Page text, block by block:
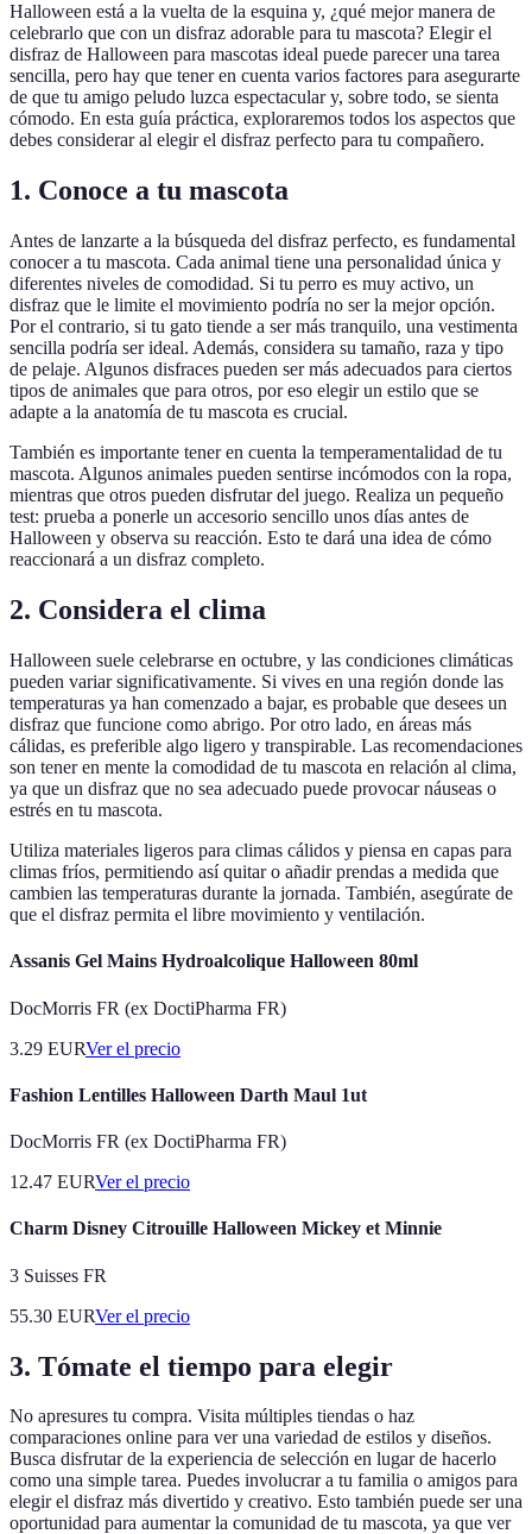
Halloween está a la vuelta de la esquina y, ¿qué mejor manera de
celebrarlo que con un disfraz adorable para tu mascota? Elegir el
disfraz de Halloween para mascotas ideal puede parecer una tarea
sencilla, pero hay que tener en cuenta varios factores para asegurarte
de que tu amigo peludo luzca espectacular y, sobre todo, se sienta
cómodo. En esta guía práctica, exploraremos todos los aspectos que
debes considerar al elegir el disfraz perfecto para tu compañero.
1. Conoce a tu mascota
Antes de lanzarte a la búsqueda del disfraz perfecto, es fundamental
conocer a tu mascota. Cada animal tiene una personalidad única y
diferentes niveles de comodidad. Si tu perro es muy activo, un
disfraz que le limite el movimiento podría no ser la mejor opción.
Por el contrario, si tu gato tiende a ser más tranquilo, una vestimenta
sencilla podría ser ideal. Además, considera su tamaño, raza y tipo
de pelaje. Algunos disfraces pueden ser más adecuados para ciertos
tipos de animales que para otros, por eso elegir un estilo que se
adapte a la anatomía de tu mascota es crucial.
También es importante tener en cuenta la temperamentalidad de tu
mascota. Algunos animales pueden sentirse incómodos con la ropa,
mientras que otros pueden disfrutar del juego. Realiza un pequeño
test: prueba a ponerle un accesorio sencillo unos días antes de
Halloween y observa su reacción. Esto te dará una idea de cómo
reaccionará a un disfraz completo.
2. Considera el clima
Halloween suele celebrarse en octubre, y las condiciones climáticas
pueden variar significativamente. Si vives en una región donde las
temperaturas ya han comenzado a bajar, es probable que desees un
disfraz que funcione como abrigo. Por otro lado, en áreas más
cálidas, es preferible algo ligero y transpirable. Las recomendaciones
son tener en mente la comodidad de tu mascota en relación al clima,
ya que un disfraz que no sea adecuado puede provocar náuseas o
estrés en tu mascota.
Utiliza materiales ligeros para climas cálidos y piensa en capas para
climas fríos, permitiendo así quitar o añadir prendas a medida que
cambien las temperaturas durante la jornada. También, asegúrate de
que el disfraz permita el libre movimiento y ventilación.
Assanis Gel Mains Hydroalcolique Halloween 80ml
DocMorris FR (ex DoctiPharma FR)
3.29 EURVer el precio
Fashion Lentilles Halloween Darth Maul 1ut
DocMorris FR (ex DoctiPharma FR)
12.47 EURVer el precio
Charm Disney Citrouille Halloween Mickey et Minnie
3 Suisses FR
55.30 EURVer el precio
3. Tómate el tiempo para elegir
No apresures tu compra. Visita múltiples tiendas o haz
comparaciones online para ver una variedad de estilos y diseños.
Busca disfrutar de la experiencia de selección en lugar de hacerlo
como una simple tarea. Puedes involucrar a tu familia o amigos para
elegir el disfraz más divertido y creativo. Esto también puede ser una
oportunidad para aumentar la comunidad de tu mascota, ya que ver